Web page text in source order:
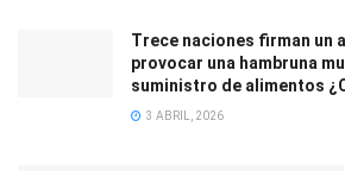
Trece naciones firman un
provocar una hambruna
suministro de alimentos
3 ABRIL, 2026